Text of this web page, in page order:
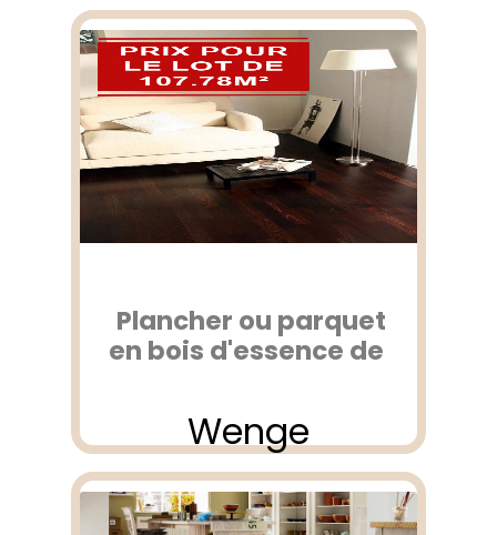
Plancher ou parquet
en bois d'essence de
Wenge